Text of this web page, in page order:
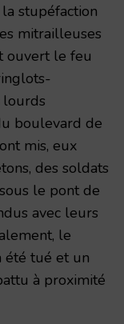
stupéfaction
mitrailleuses
ouvert le feu
lourds
boulevard de
mis, eux
des soldats
le pont de
avec leurs
le
été tué et un
à proximité